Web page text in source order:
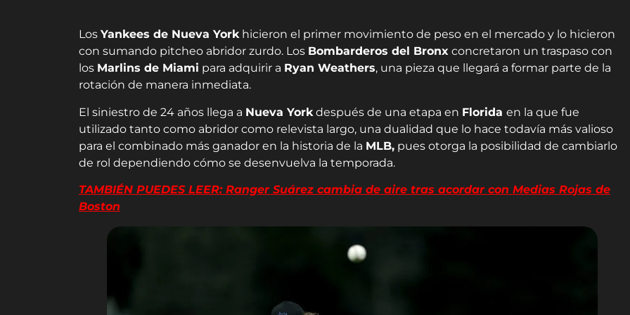
Los Yankees de Nueva Yorkhicieron el primer movimiento de peso en el mercado y lo hicieron
con sumando pitcheo abridor zurdo. Los Bombarderos del Bronx concretaron un traspaso con
los Marlins de Miami para adquirir a Ryan Weathers, una pieza que llegará a formar parte de la
rotación de manera inmediata.
El siniestro de 24 años llega a Nueva Yorkdespués de una etapa en Florida en la que fue
utilizado tanto como abridor como relevista largo, una dualidad que lo hace todavía más valioso
para el combinado más ganador en la historia de la MLB, pues otorga la posibilidad de cambiarlo
de rol dependiendo cómo se desenvuelva la temporada.
TAMBIÉN PUEDES LEER: Ranger Suárez cambia de aire tras acordar con Medias Rojas de
Boston